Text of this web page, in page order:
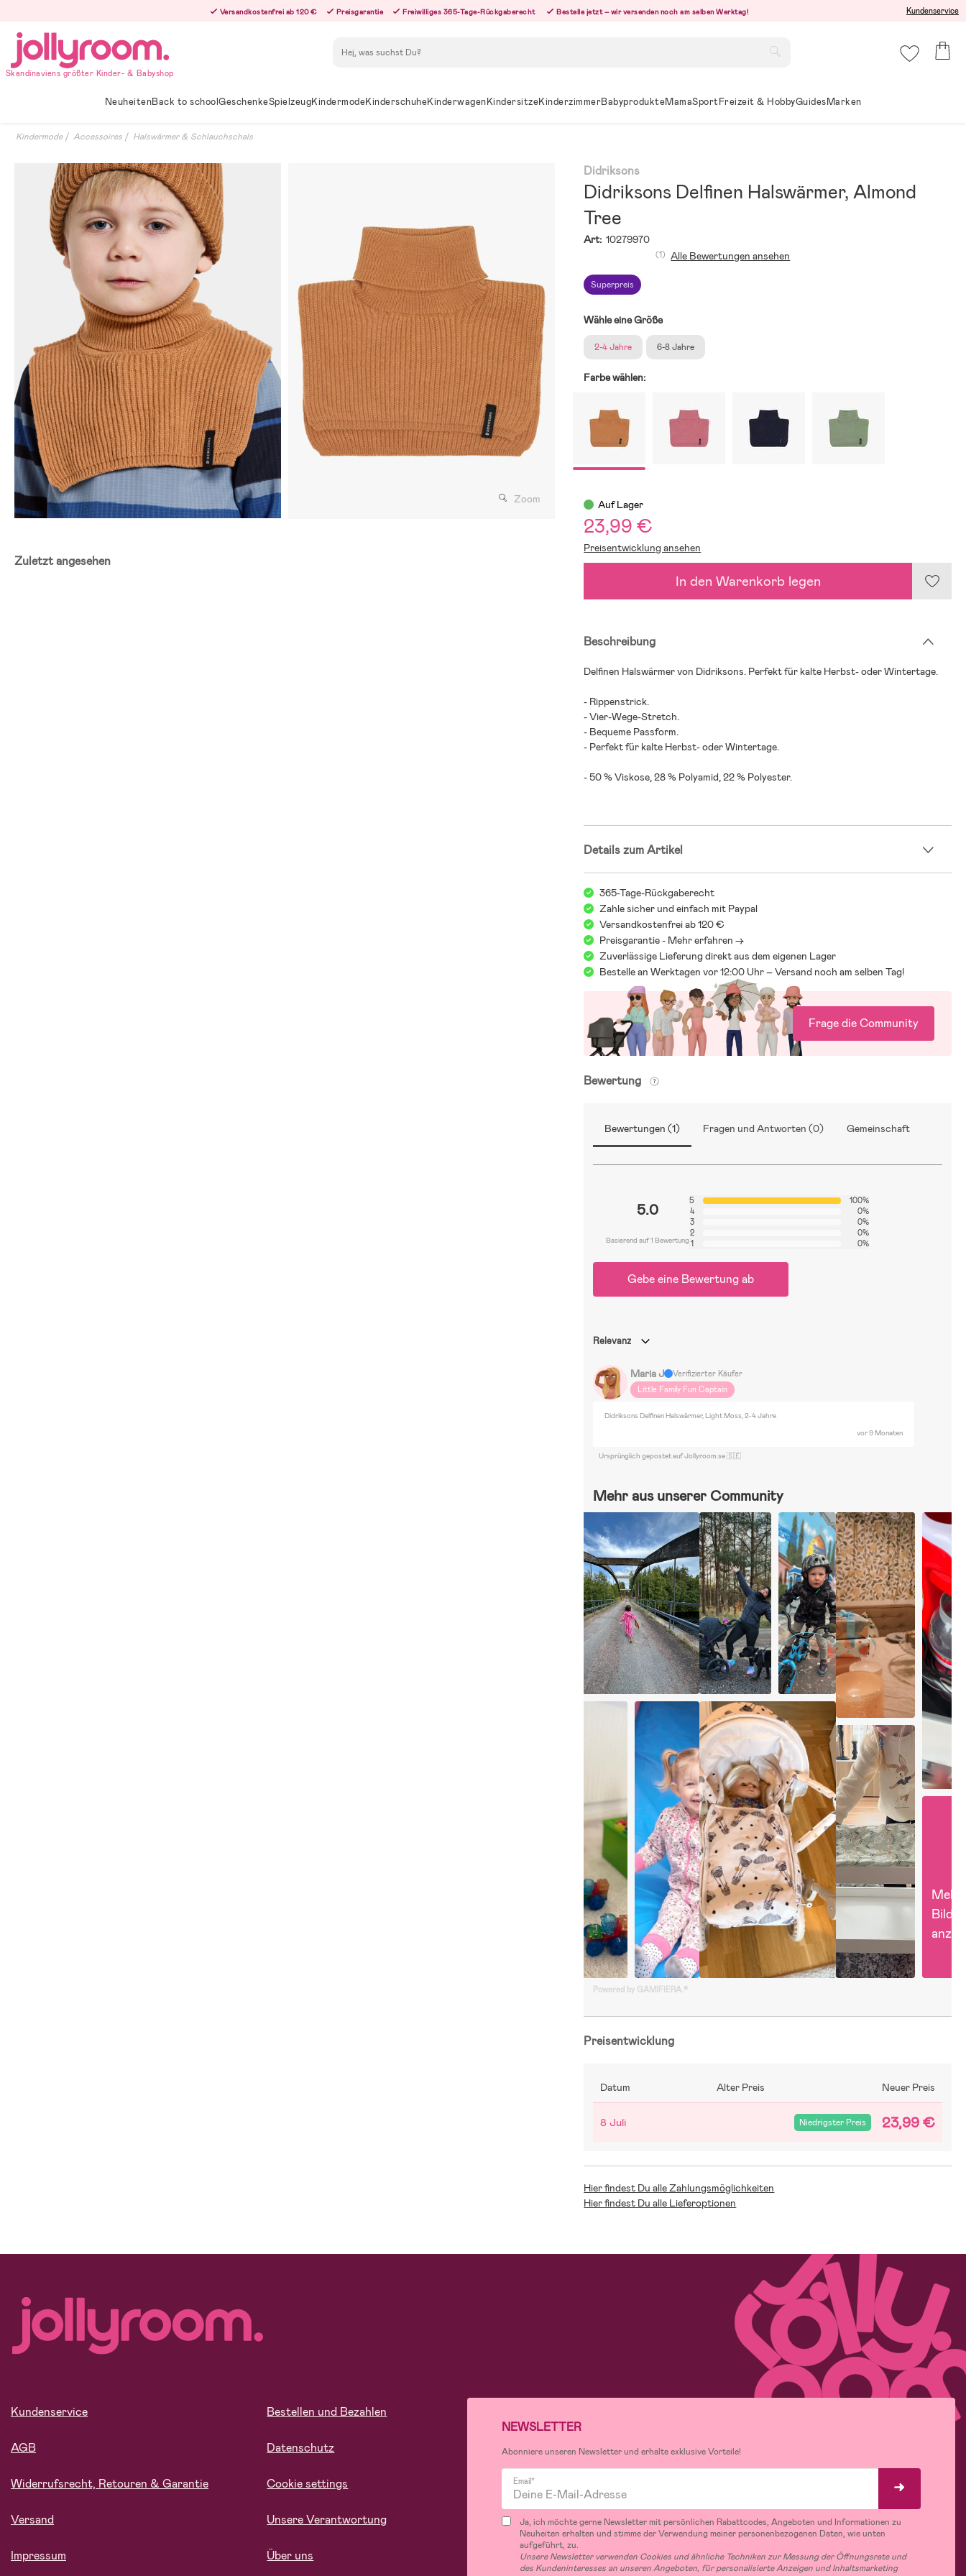
innehållet
Versandkostenfrei ab 120 € Preisgarantie Freiwilliges 365-Tage-Rückgaberecht Bestelle jetzt – wir versenden noch am selben Werktag! Kundenservice
Skandinaviens größter Kinder- & Babyshop
NeuheitenBack to schoolGeschenkeSpielzeugKindermodeKinderschuheKinderwagenKindersitzeKinderzimmerBabyprodukteMamaSportFreizeit & HobbyGuidesMarken
Kindermode Accessoires Halswärmer & Schlauchschals
Zoom
Zuletzt angesehen
Didriksons
Didriksons Delfinen Halswärmer, Almond
Tree
Art: 10279970
Superpreis
(1) Alle Bewertungen ansehen
Wähle eine Größe
2-4 Jahre 6-8 Jahre
Farbe wählen:
Auf Lager
23,99 €
Preisentwicklung ansehen
In den Warenkorb legen
Beschreibung
Delfinen Halswärmer von Didriksons. Perfekt für kalte Herbst- oder Wintertage.
- Rippenstrick.
- Vier-Wege-Stretch.
- Bequeme Passform.
- Perfekt für kalte Herbst- oder Wintertage.
- 50 % Viskose, 28 % Polyamid, 22 % Polyester.
Details zum Artikel
365-Tage-Rückgaberecht
Zahle sicher und einfach mit Paypal
Versandkostenfrei ab 120 €
Preisgarantie - Mehr erfahren ->
Zuverlässige Lieferung direkt aus dem eigenen Lager
Bestelle an Werktagen vor 12:00 Uhr – Versand noch am selben Tag!
Frage die Community
Bewertung
Bewertungen (1) Fragen und Antworten (0) Gemeinschaft
5.0
Basierend auf 1 Bewertung
5
100%
4
0%
3
0%
2
0%
1
0%
Gebe eine Bewertung ab
Relevanz
Maria J
Verifizierter Käufer
Little Family Fun Captain
Didriksons Delfinen Halswärmer, Light Moss, 2-4 Jahre
vor 9 Monaten
Ursprünglich gepostet auf Jollyroom.se 🇸🇪
Mehr aus unserer Community
Mehr
Bilder
Powered by GAMIFIERA.®
Preisentwicklung
Datum Alter Preis Neuer Preis
8 Juli Niedrigster Preis 23,99 €
Hier findest Du alle Zahlungsmöglichkeiten
Hier findest Du alle Lieferoptionen
Kundenservice
AGB
Widerrufsrecht, Retouren & Garantie
Versand
Impressum
Bestellen und Bezahlen
Datenschutz
Cookie settings
Unsere Verantwortung
Über uns
NEWSLETTER
Abonniere unseren Newsletter und erhalte exklusive Vorteile!
Email*
Ja, ich möchte gerne Newsletter mit persönlichen Rabattcodes, Angeboten und Informationen zu
Neuheiten erhalten und stimme der Verwendung meiner personenbezogenen Daten, wie unten
aufgeführt, zu.
Unsere Newsletter verwenden Cookies und ähnliche Techniken zur Messung der Öffnungsrate und
des Kundeninteresses an unseren Angeboten, für personalisierte Anzeigen und Inhaltsmarketing